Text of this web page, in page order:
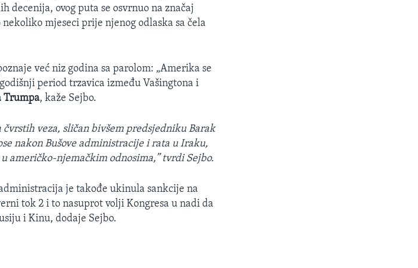
ovog puta se osvrnuo na značaj
mjeseci prije njenog odlaska sa čela
već niz godina sa parolom: „Amerika se
period trzavica između Vašingtona i
Trumpa, kaže Sejbo.
veza, sličan bivšem predsjedniku Barak
nakon Bušove administracije i rata u Iraku,
američko-njemačkim odnosima,” tvrdi Sejbo.
je takođe ukinula sankcije na
tok 2 i to nasuprot volji Kongresa u nadi da
i Kinu, dodaje Sejbo.